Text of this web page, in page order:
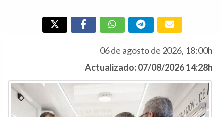
06 de agosto de 2026, 18:00h
Actualizado: 07/08/2026 14:28h